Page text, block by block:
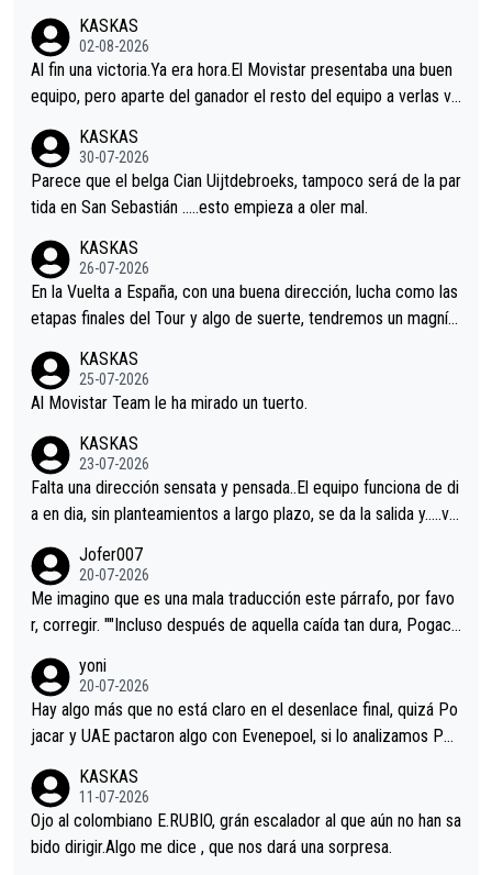
KASKAS
02-08-2026
Al fin una victoria.Ya era hora.El Movistar presentaba una buen
equipo, pero aparte del ganador el resto del equipo a verlas ve
s.La única buena noticia es la mejoría de Enric Más en San Seb
astian.Si en la Vuelta a Burgos sigue la mejoría, podríamos ten
er alguna sorpresa en la Vuelta.Ojalá.
KASKAS
30-07-2026
Parece que el belga Cian Uijtdebroeks, tampoco será de la par
tida en San Sebastián …..esto empieza a oler mal.
KASKAS
26-07-2026
En la Vuelta a España, con una buena dirección, lucha como las
etapas finales del Tour y algo de suerte, tendremos un magnífi
KASKAS
25-07-2026
Al Movistar Team le ha mirado un tuerto.
KASKAS
23-07-2026
Falta una dirección sensata y pensada..El equipo funciona de di
a en dia, sin planteamientos a largo plazo, se da la salida y…..ve
Minguez, Velez etc etc.Me da pena vivir estos momentos tan
tristes sin victorias.
Jofer007
20-07-2026
Me imagino que es una mala traducción este párrafo, por favo
r, corregir. ""Incluso después de aquella caída tan dura, Pogaca
permaneció pegado a su rueda. Parecía increíble la forma en l
a que era capaz de controlar el miedo", recordó."
yoni
20-07-2026
Hay algo más que no está claro en el desenlace final, quizá Po
jacar y UAE pactaron algo con Evenepoel, si lo analizamos Poj
i sin pedalear, luego está el saludo con Evenepoel dándose la
mano de una manera muy fraternal, más allá de los típicos toqu
es en el hombro con que saludaba a Vingegard. Ahí hubo una in
KASKAS
11-07-2026
Ojo al colombiano E.RUBIO, grán escalador al que aún no han sa
bido dirigir.Algo me dice , que nos dará una sorpresa.